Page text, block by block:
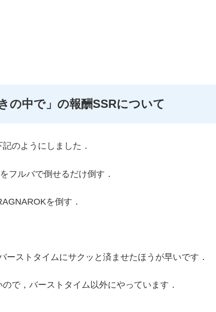
中で」の報酬SSRについて
のようにしました．
フルバで倒せるだけ倒す．
を倒す．
ーストタイムにサクッと済ませたほうが早いです．
で，バーストタイム以外にやっています．